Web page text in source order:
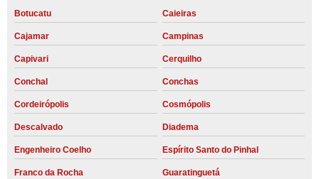
Botucatu Caieiras
Cajamar Campinas
Capivari Cerquilho
Conchal Conchas
Cordeirópolis Cosmópolis
Descalvado Diadema
Engenheiro Coelho Espírito Santo do Pinhal
Franco da Rocha Guaratinguetá